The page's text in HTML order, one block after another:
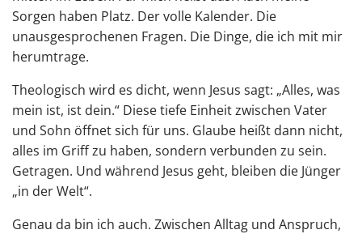
Sorgen haben Platz. Der volle Kalender. Die
unausgesprochenen Fragen. Die Dinge, die ich mit mir
herumtrage.
Theologisch wird es dicht, wenn Jesus sagt: „Alles, was
mein ist, ist dein.“ Diese tiefe Einheit zwischen Vater
und Sohn öffnet sich für uns. Glaube heißt dann nicht,
alles im Griff zu haben, sondern verbunden zu sein.
Getragen. Und während Jesus geht, bleiben die Jünger
„in der Welt“.
Genau da bin ich auch. Zwischen Alltag und Anspruch,